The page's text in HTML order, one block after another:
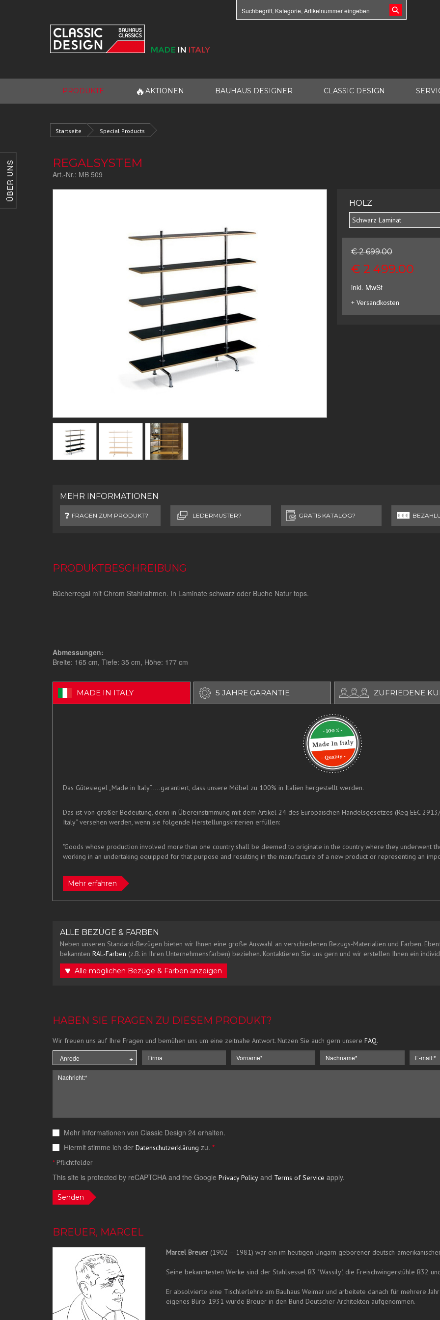
ÜBER UNS
PRODUKTE 🔥 AKTIONEN BAUHAUS DESIGNER CLASSIC DESIGN
Startseite Special Products
REGALSYSTEM
Art.-Nr.: MB 509
HOLZ
Schwarz Laminat
€ 2 699.00
€ 2 499.00
inkl. MwSt
+ Versandkosten
MEHR INFORMATIONEN
FRAGEN ZUM PRODUKT? LEDERMUSTER? GRATIS KATALOG?
PRODUKTBESCHREIBUNG
Bücherregal mit Chrom Stahlrahmen. In Laminate schwarz oder Buche Natur tops.
Abmessungen:
Breite: 165 cm, Tiefe: 35 cm, Höhe: 177 cm
MADE IN ITALY 5 JAHRE GARANTIE ZUFRIEDENE
Das Gütesiegel „Made in Italy“.....garantiert, dass unsere Möbel zu 100% in Italien hergestellt werden.
Das ist von großer Bedeutung, denn in Übereinstimmung mit dem Artikel 24 des Europäischen Handelsgesetzes (Reg EEC
Italy“ versehen werden, wenn sie folgende Herstellungskriterien erfüllen:
"Goods whose production involved more than one country shall be deemed to originate in the country where they underwent
working in an undertaking equipped for that purpose and resulting in the manufacture of a new product or representing an
Mehr erfahren
ALLE BEZÜGE & FARBEN
Neben unseren Standard-Bezügen bieten wir Ihnen eine große Auswahl an verschiedenen Bezugs-Materialien und Farben.
bekannten RAL-Farben (z.B. in Ihren Unternehmensfarben) beziehen. Kontaktieren Sie uns gern und wir erstellen Ihnen ein
Alle möglichen Bezüge & Farben anzeigen
HABEN SIE FRAGEN ZU DIESEM PRODUKT?
Wir freuen uns auf Ihre Fragen und bemühen uns um eine zeitnahe Antwort. Nutzen Sie auch gern unsere FAQ.
Mehr Informationen von Classic Design 24 erhalten.
Hiermit stimme ich der Datenschutzerklärung zu. *
*Pflichtfelder
This site is protected by reCAPTCHA and the Google Privacy Policy and Terms of Service apply.
Senden
BREUER, MARCEL
Marcel Breuer(1902 – 1981) war ein im heutigen Ungarn geborener deutsch-
Seine bekanntesten Werke sind der Stahlsessel B3 "Wassily", die Freischwingerstühle B32
Er absolvierte eine Tischlerlehre am Bauhaus Weimar und arbeitete danach für mehrere
eigenes Büro. 1931 wurde Breuer in den Bund Deutscher Architekten aufgenommen.